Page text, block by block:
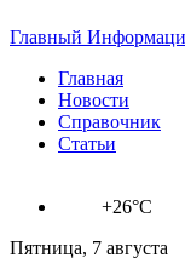
Главный
Главная
Новости
Справочник
Статьи
+26°C
Пятница, 7 августа